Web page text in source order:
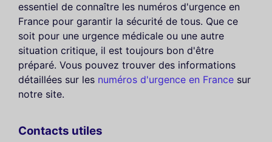
essentiel de connaître les numéros d'urgence en
France pour garantir la sécurité de tous. Que ce
soit pour une urgence médicale ou une autre
situation critique, il est toujours bon d'être
préparé. Vous pouvez trouver des informations
détaillées sur les numéros d'urgence en France sur
notre site.
Contacts utiles